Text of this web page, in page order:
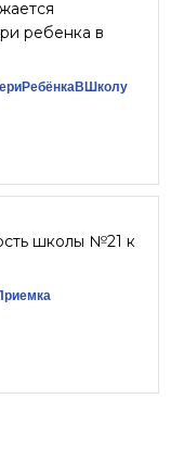
ребенка в
школы №21 к